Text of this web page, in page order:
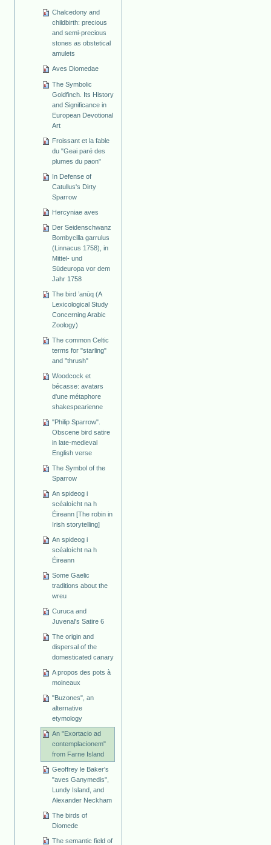
Chalcedony and
childbirth: precious
and semi-precious
stones as obstetical
amulets
Aves Diomedae
The Symbolic
Goldfinch. Its History
and Significance in
European Devotional
Art
Froissant et la fable
du "Geai paré des
plumes du paon"
In Defense of
Catullus's Dirty
Sparrow
Hercyniae aves
Der Seidenschwanz
Bombycilla garrulus
(Linnacus 1758), in
Mittel- und
Südeuropa vor dem
Jahr 1758
The bird ’anūq (A
Lexicological Study
Concerning Arabic
Zoology)
The common Celtic
terms for "starling"
and "thrush"
Woodcock et
bécasse: avatars
d'une métaphore
shakespearienne
"Philip Sparrow".
Obscene bird satire
in late-medieval
English verse
The Symbol of the
Sparrow
An spideog i
scéaloícht na h
Éireann [The robin in
Irish storytelling]
An spideog i
scéaloícht na h
Éireann
Some Gaelic
traditions about the
wreu
Curuca and
Juvenal's Satire 6
The origin and
dispersal of the
domesticated canary
A propos des pots à
moineaux
"Buzones", an
alternative
etymology
An "Exortacio ad
contemplacionem"
from Farne Island
Geoffrey le Baker's
"aves Ganymedis",
Lundy Island, and
Alexander Neckham
The birds of
Diomede
The semantic field of